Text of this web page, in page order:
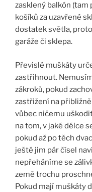
zasklený balkón
košíků za uzavřené
dostatek světla,
garáže či sklepa.
Převislé muškáty
zastřihnout.
zákroků, pokud
zastřižení na
vůbec ničemu
na tom, v jaké délce
pokud až po těch
ještě jim pár čísel
nepřeháníme se
země trochu
Pokud mají muškáty